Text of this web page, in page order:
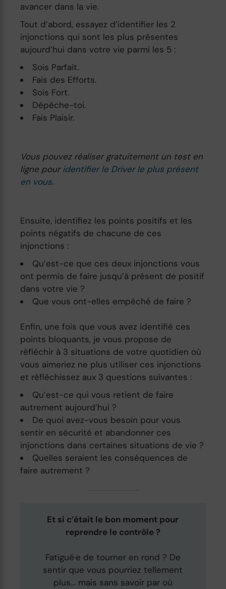
avancer dans la vie.
Tout d’abord, essayez d’identifier les 2
injonctions qui sont les plus présentes
aujourd’hui dans votre vie parmi les 5 :
Sois Parfait.
Fais des Efforts.
Sois Fort.
Dépêche-toi.
Fais Plaisir.
Vous pouvez réaliser gratuitement un test en
ligne pouridentifier le Driver le plus présent
en vous.
Ensuite, identifiez les points positifs et les
points négatifs de chacune de ces
injonctions :
Qu’est-ce que ces deux injonctions vous
ont permis de faire jusqu’à présent de positif
dans votre vie ?
Que vous ont-elles empêché de faire ?
Enfin, une fois que vous avez identifié ces
points bloquants, je vous propose de
réfléchir à 3 situations de votre quotidien où
vous aimeriez ne plus utiliser ces injonctions
et réfléchissez aux 3 questions suivantes :
Qu’est-ce qui vous retient de faire
autrement aujourd’hui ?
De quoi avez-vous besoin pour vous
sentir en sécurité et abandonner ces
injonctions dans certaines situations de vie ?
Quelles seraient les conséquences de
faire autrement ?
Et si c’était le bon moment pour
reprendre le contrôle ?
Fatigué·e de tourner en rond ? De
sentir que vous pourriez tellement
plus… mais sans savoir par où